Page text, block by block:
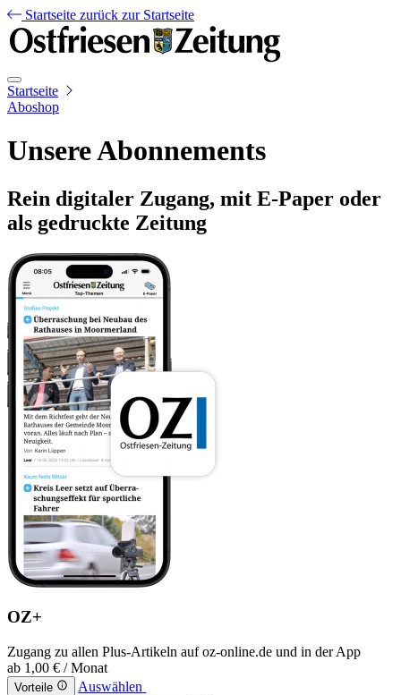
Startseite zurück zur Startseite
Startseite
Aboshop
Unsere Abonnements
Rein digitaler Zugang, mit E-Paper oder
als gedruckte Zeitung
OZ+
Zugang zu allen Plus-Artikeln auf oz-online.de und in der App
ab 1,00 € / Monat
Vorteile Auswählen